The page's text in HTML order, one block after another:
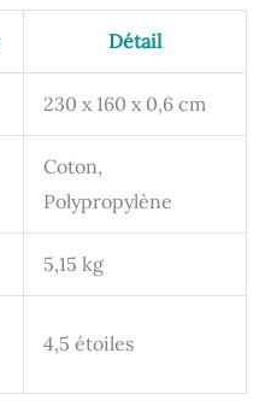
Détail
230 x 160 x 0,6 cm
Coton,
Polypropylène
5,15 kg
4,5 étoiles